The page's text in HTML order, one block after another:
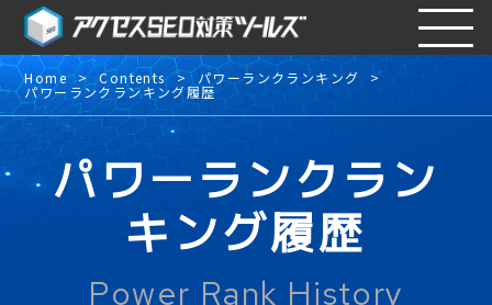
Home Contents パワーランクランキング
パワーランクランキング履歴
パワーランクラン
キング履歴
Power Rank History